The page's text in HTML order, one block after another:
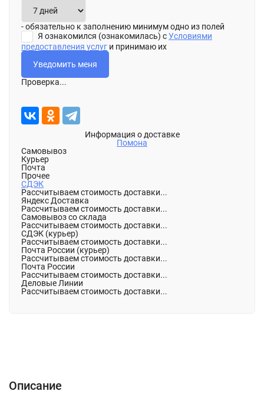
- обязательно к заполнению минимум одно из полей
Я ознакомился (ознакомилась) сУсловиями
предоставления услуг и принимаю их
Проверка...
Информация о доставке
Помона
Самовывоз
Курьер
Почта
Прочее
СДЭК
Рассчитываем стоимость доставки...
Яндекс Доставка
Рассчитываем стоимость доставки...
Самовывоз со склада
Рассчитываем стоимость доставки...
СДЭК (курьер)
Рассчитываем стоимость доставки...
Почта России (курьер)
Рассчитываем стоимость доставки...
Почта России
Рассчитываем стоимость доставки...
Деловые Линии
Рассчитываем стоимость доставки...
Описание